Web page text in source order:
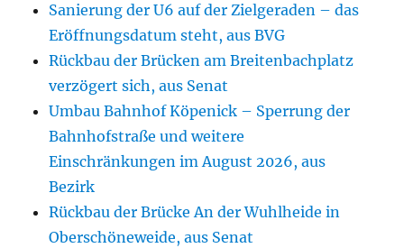
Sanierung der U6 auf der Zielgeraden – das
Eröffnungsdatum steht, aus BVG
Rückbau der Brücken am Breitenbachplatz
verzögert sich, aus Senat
Umbau Bahnhof Köpenick – Sperrung der
Bahnhofstraße und weitere
Einschränkungen im August 2026, aus
Bezirk
Rückbau der Brücke An der Wuhlheide in
Oberschöneweide, aus Senat